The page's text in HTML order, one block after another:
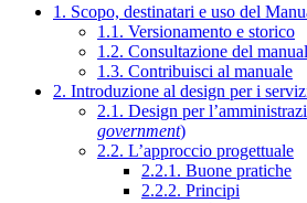
1. Scopo, destinatari e uso del
1.1. Versionamento e storico
1.2. Consultazione del
1.3. Contribuisci al manuale
2. Introduzione al design per i
2.1. Design per
government)
2.2. L’approccio progettuale
2.2.1. Buone pratiche
2.2.2. Principi